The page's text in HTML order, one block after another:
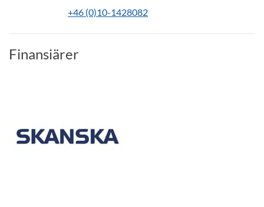
+46 (0)10-1428082
Finansiärer